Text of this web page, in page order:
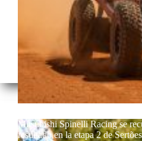
Mitsubishi Spinelli Racing se
resultado en la etapa 2 de